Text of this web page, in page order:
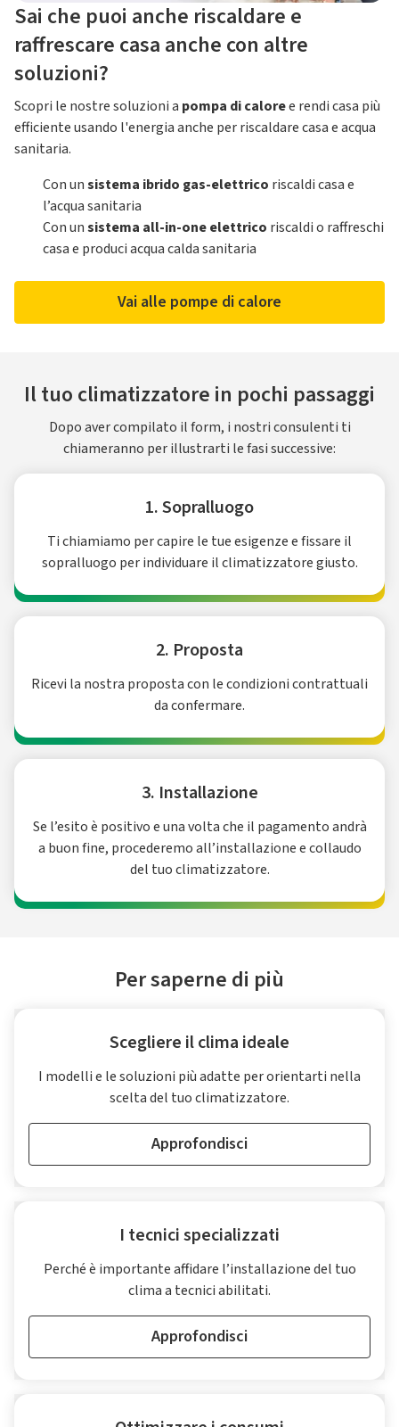
Sai che puoi anche riscaldare e
raffrescare casa anche con altre
soluzioni?
Scopri le nostre soluzioni a pompa di caloree rendi casa più
efficiente usando l'energia anche per riscaldare casa e acqua
sanitaria.
Con unsistema ibrido gas-elettrico riscaldi casa e
l’acqua sanitaria
Con unsistema all-in-one elettrico riscaldi o raffreschi
casa e produci acqua calda sanitaria
Vai alle pompe di calore
Il tuo climatizzatore in pochi passaggi
Dopo aver compilato il form, i nostri consulenti ti
chiameranno per illustrarti le fasi successive:
1. Sopralluogo
Ti chiamiamo per capire le tue esigenze e fissare il
sopralluogo per individuare il climatizzatore giusto.
2. Proposta
Ricevi la nostra proposta con le condizioni contrattuali
da confermare.
3. Installazione
Se l’esito è positivo e una volta che il pagamento andrà
a buon fine, procederemo all’installazione e collaudo
del tuo climatizzatore.
Per saperne di più
Scegliere il clima ideale
I modelli e le soluzioni più adatte per orientarti nella
scelta del tuo climatizzatore.
Approfondisci
I tecnici specializzati
Perché è importante affidare l’installazione del tuo
clima a tecnici abilitati.
Approfondisci